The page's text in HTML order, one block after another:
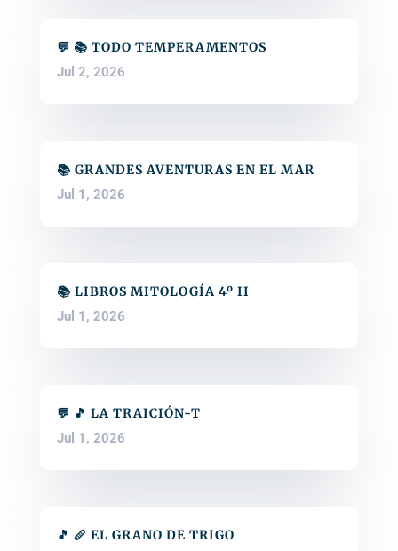
💬 📚 TODO TEMPERAMENTOS
Jul 2, 2026
📚 GRANDES AVENTURAS EN EL MAR
Jul 1, 2026
📚 LIBROS MITOLOGÍA 4º II
Jul 1, 2026
💬 🎵 LA TRAICIÓN-T
Jul 1, 2026
🎵 🪈 EL GRANO DE TRIGO